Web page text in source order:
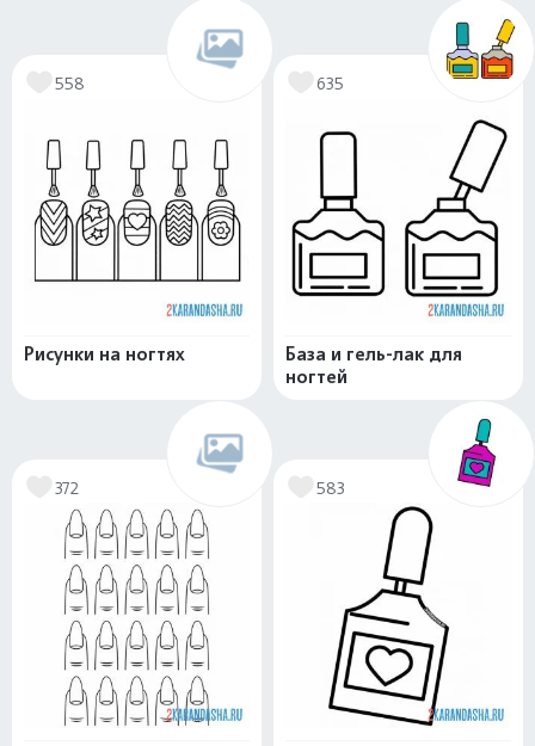
558
Рисунки на ногтях
635
База и гель-лак для
ногтей
372 583